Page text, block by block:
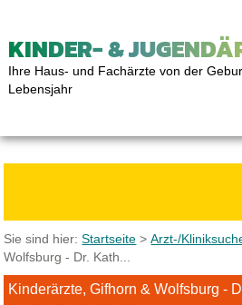
KINDER- &
Ihre Haus- und Fachärzte von der
Lebensjahr
Sie sind hier:Startseite >Arzt-/
Wolfsburg - Dr. Kath...
Kinderärzte, Gifhorn & Wolfsburg -